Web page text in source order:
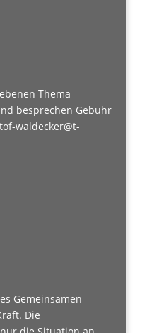
Thema
besprechen Gebühr
waldecker@t-
Gemeinsamen
Die